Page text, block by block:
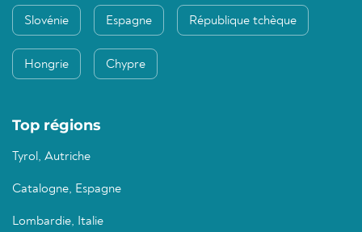
Slovénie Espagne République tchèque
Hongrie Chypre
Top régions
Tyrol, Autriche
Catalogne, Espagne
Lombardie, Italie